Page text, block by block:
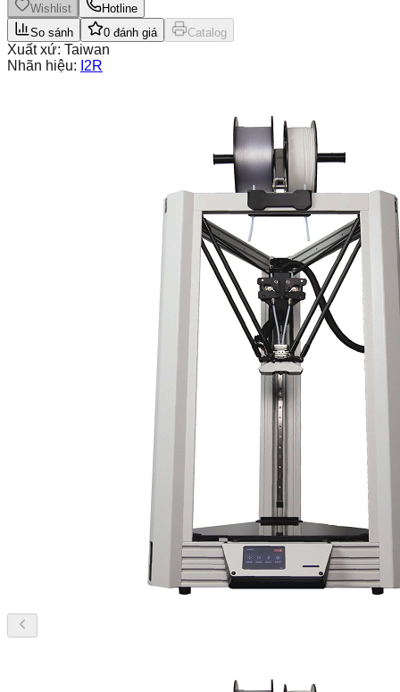
Wishlist
Hotline
So sánh
0 đánh giá Catalog
Xuất xứ: Taiwan
Nhãn hiệu: I2R